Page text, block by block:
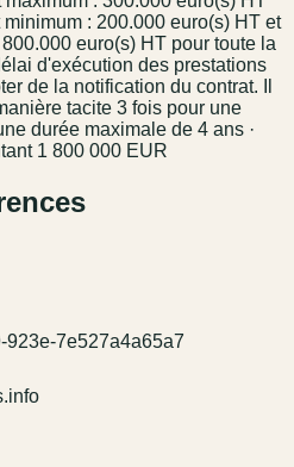
: 200.000 euro(s) HT et
euro(s) HT pour toute la
d'exécution des prestations
de la notification du contrat. Il
tacite 3 fois pour une
durée maximale de 4 ans ·
1 800 000 EUR
923e-7e527a4a65a7